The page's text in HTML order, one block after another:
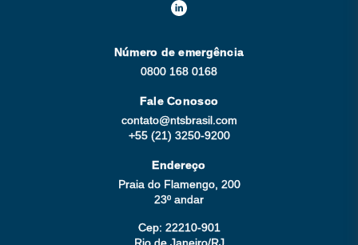
Número de emergência
0800 168 0168
Fale Conosco
contato@ntsbrasil.com
+55 (21) 3250-9200
Endereço
Praia do Flamengo, 200
23º andar
Cep: 22210-901